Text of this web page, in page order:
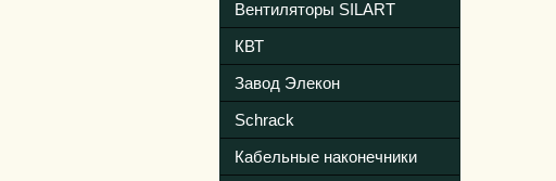
Вентиляторы SILART
КВТ
Завод Элекон
Schrack
Кабельные наконечники